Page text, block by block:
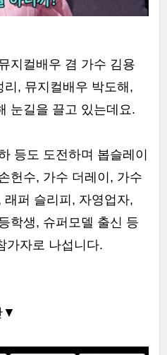
지컬배우 겸 가수 김용
, 뮤지컬배우 박도해,
눈길을 끌고 있는데요.
등도 도전하며 봅슬레이
헌수, 가수 더레이, 가수
퍼 슬리피, 자영업자,
학생, 슈퍼모델 출신 등
가자로 나섭니다.
▼